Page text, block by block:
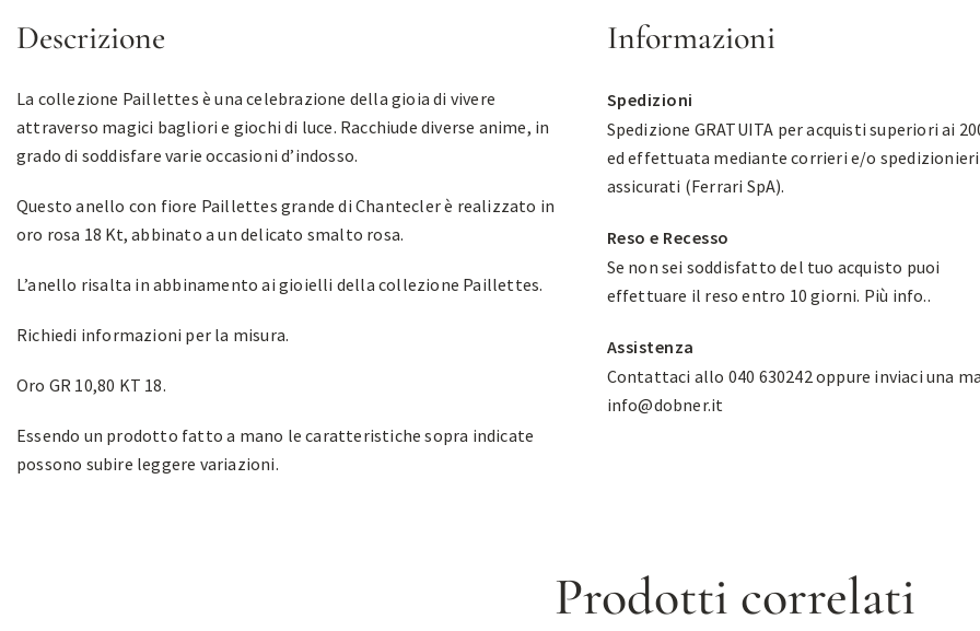
Descrizione
La collezione Paillettes è una celebrazione della gioia di vivere
attraverso magici bagliori e giochi di luce. Racchiude diverse anime, in
grado di soddisfare varie occasioni d’indosso.
Questo anello con fiore Paillettes grande di Chantecler è realizzato in
oro rosa 18 Kt, abbinato a un delicato smalto rosa.
L’anello risalta in abbinamento ai gioielli della collezione Paillettes.
Richiedi informazioni per la misura.
Oro GR 10,80 KT 18.
Essendo un prodotto fatto a mano le caratteristiche sopra indicate
possono subire leggere variazioni.
Informazioni
Spedizioni
Spedizione GRATUITA per acquisti superiori ai
ed effettuata mediante corrieri e/o spedizionieri
assicurati (Ferrari SpA).
Reso e Recesso
Se non sei soddisfatto del tuo acquisto puoi
effettuare il reso entro 10 giorni. Più info..
Assistenza
Contattaci allo 040 630242 oppure inviaci una
info@dobner.it
Prodotti correlati